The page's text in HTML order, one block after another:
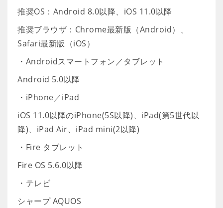
推奨OS：Android 8.0以降、iOS 11.0以降
推奨ブラウザ：Chrome最新版（Android）、
Safari最新版（iOS）
・Androidスマートフォン／タブレット
Android 5.0以降
・iPhone／iPad
iOS 11.0以降のiPhone(5S以降)、iPad(第5世代以
降)、iPad Air、iPad mini(2以降)
・Fire タブレット
Fire OS 5.6.0以降
・テレビ
シャープ AQUOS